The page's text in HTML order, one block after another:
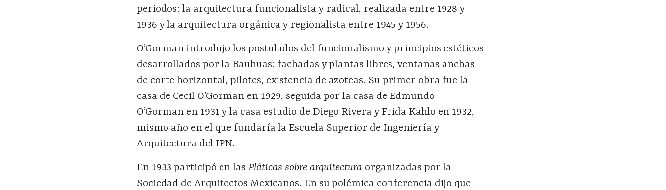
periodos: la arquitectura funcionalista y radical, realizada entre 1928 y
1936 y la arquitectura orgánica y regionalista entre 1945 y 1956.
O’Gorman introdujo los postulados del funcionalismo y principios estéticos
desarrollados por la Bauhuas: fachadas y plantas libres, ventanas anchas
de corte horizontal, pilotes, existencia de azoteas. Su primer obra fue la
casa de Cecil O’Gorman en 1929, seguida por la casa de Edmundo
O’Gorman en 1931 y la casa estudio de Diego Rivera y Frida Kahlo en 1932,
mismo año en el que fundaría la Escuela Superior de Ingeniería y
Arquitectura del IPN.
En 1933 participó en lasPláticas sobre arquitectura organizadas por la
Sociedad de Arquitectos Mexicanos. En su polémica conferencia dijo que